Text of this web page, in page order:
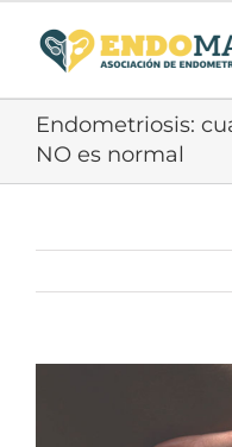
contenido
Endometriosis:
NO es normal